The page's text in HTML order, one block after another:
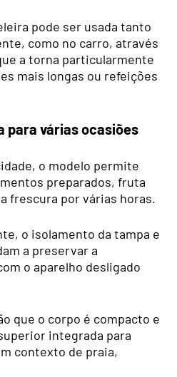
pode ser usada tanto
como no carro, através
a torna particularmente
mais longas ou refeições
para várias ocasiões
o modelo permite
preparados, fruta
frescura por várias horas.
o isolamento da tampa e
a preservar a
o aparelho desligado
que o corpo é compacto e
integrada para
contexto de praia,